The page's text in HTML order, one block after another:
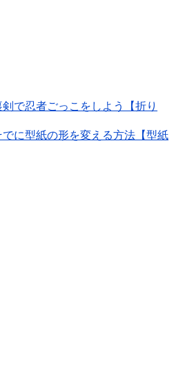
で忍者ごっこをしよう【折り
に型紙の形を変える方法【型紙